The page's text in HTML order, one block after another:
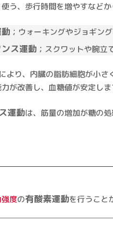
う、歩行時間を増やすなど
；ウォーキングやジョギン
ス運動 ；スクワットや腕立
により、内臓の脂肪細胞が小
が改善し、血糖値が安定しま
運動は、筋量の増加が糖の
度の有酸素運動を行うこと